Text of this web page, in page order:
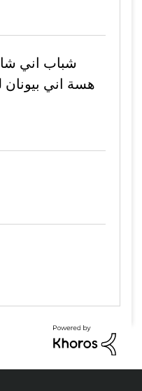
شباب اني
هسة اني